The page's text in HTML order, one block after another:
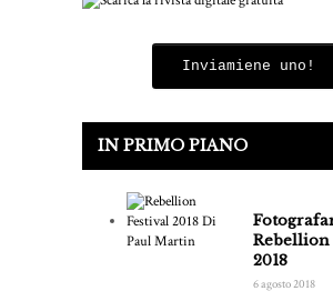
Inviamiene uno!
IN PRIMO PIANO
Rebellion
2018
6 agosto 2018